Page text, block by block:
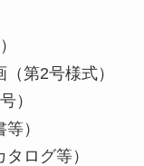
第2号様式）
）
）
ログ等）